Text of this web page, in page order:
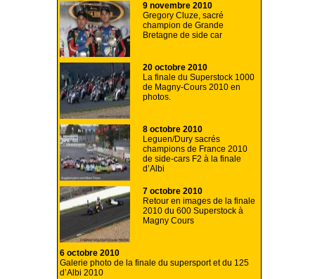
9 novembre 2010
Gregory Cluze, sacré
champion de Grande
Bretagne de side car
20 octobre 2010
La finale du Superstock 1000
de Magny-Cours 2010 en
photos.
8 octobre 2010
Leguen/Dury sacrés
champions de France 2010
de side-cars F2 à la finale
d’Albi
7 octobre 2010
Retour en images de la finale
2010 du 600 Superstock à
Magny Cours
6 octobre 2010
Galerie photo de la finale du supersport et du 125
d’Albi 2010